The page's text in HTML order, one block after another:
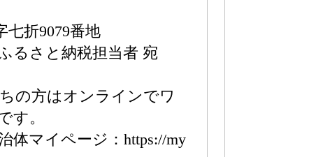
七折9079番地
るさと納税担当者 宛
の方はオンラインでワ
す。
体マイページ：https://my